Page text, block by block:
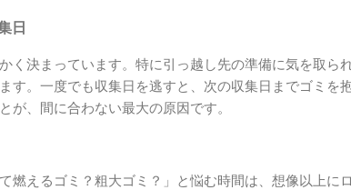
日
く決まっています。特に引っ越し先の準備に気を取ら
す。一度でも収集日を逃すと、次の収集日までゴミを
が、間に合わない最大の原因です。
燃えるゴミ？粗大ゴミ？」と悩む時間は、想像以上に